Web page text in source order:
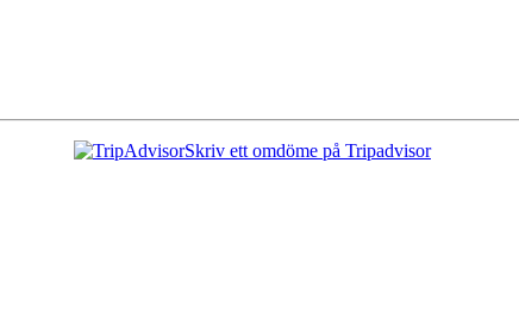
Skriv ett omdöme på Tripadvisor